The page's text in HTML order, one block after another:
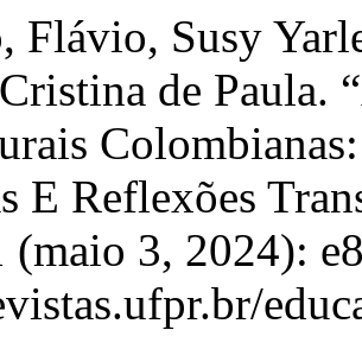
Flávio, Susy
de Paula.
E Reflexões
(maio 3, 2024):